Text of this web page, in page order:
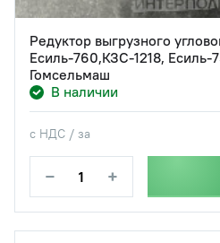
Редуктор выгрузного
Есиль-760,КЗС-1218, Есиль-
Гомсельмаш
В наличии
с НДС / за
− +